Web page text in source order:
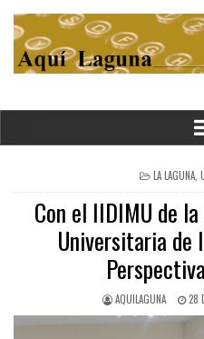
POSTED
IN
LA LAGUNA
Con el IIDIMU de
Universitaria de
AQUILAGUNA 28